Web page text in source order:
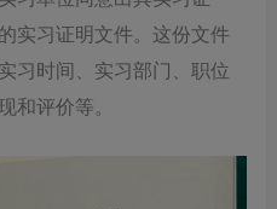
实习证明文件。这份文件
习时间、实习部门、职位
和评价等。